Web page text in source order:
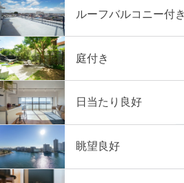
ルーフバルコニー付き
庭付き
日当たり良好
眺望良好